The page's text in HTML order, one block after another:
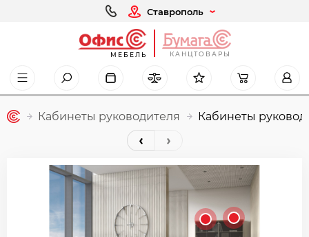
Ставрополь
МЕБЕЛЬ КАНЦТОВАРЫ
Кабинеты руководителя Кабинеты